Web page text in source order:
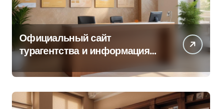
Официальный сайт
турагентства и информация